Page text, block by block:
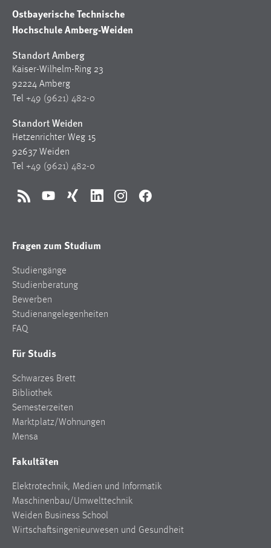
Ostbayerische Technische
Hochschule Amberg-Weiden
Standort Amberg
Kaiser-Wilhelm-Ring 23
92224 Amberg
Tel +49 (9621) 482-0
Standort Weiden
Hetzenrichter Weg 15
92637 Weiden
Tel +49 (9621) 482-0
RSS YouTubeXing LinkedInInstagramFacebook
Fragen zum Studium
Studiengänge
Studienberatung
Bewerben
Studienangelegenheiten
FAQ
Für Studis
Schwarzes Brett
Bibliothek
Semesterzeiten
Marktplatz/Wohnungen
Mensa
Fakultäten
Elektrotechnik, Medien und Informatik
Maschinenbau/Umwelttechnik
Weiden Business School
Wirtschaftsingenieurwesen und Gesundheit
30 Tage
Name:
MibewSessionID, MIBEW_UserID, mibew_locale, mibew-
chat-frame-style-5e9dbeb1811c0446
Zweck:
Cookie Laufzeit:
MibewSessionID, mibew-chat-frame-style-
Jahre, MIBEW_UserID = 1 Jahr
Name:
Zweck:
Dieser Cookie ist notwendig um sich an der Website
einloggen zu können.
24 Stunden
STATISTIK
Statistik Cookies erfassen Informationen anonym.
Name:
_pk_ref, _pk_cvar, _pk_id, _pk_ses
Zweck: